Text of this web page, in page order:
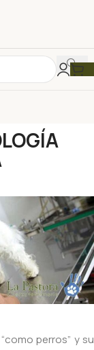
perros” y su